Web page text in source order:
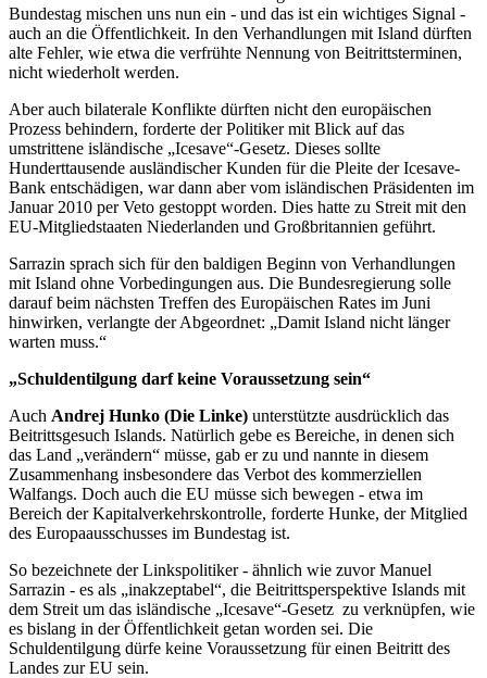
Bundestag mischen uns nun ein - und das ist ein wichtiges Signal -
auch an die Öffentlichkeit. In den Verhandlungen mit Island dürften
alte Fehler, wie etwa die verfrühte Nennung von Beitrittsterminen,
nicht wiederholt werden.
Aber auch bilaterale Konflikte dürften nicht den europäischen
Prozess behindern, forderte der Politiker mit Blick auf das
umstrittene isländische „Icesave“-Gesetz. Dieses sollte
Hunderttausende ausländischer Kunden für die Pleite der Icesave-
Bank entschädigen, war dann aber vom isländischen Präsidenten im
Januar 2010 per Veto gestoppt worden. Dies hatte zu Streit mit den
EU-Mitgliedstaaten Niederlanden und Großbritannien geführt.
Sarrazin sprach sich für den baldigen Beginn von Verhandlungen
mit Island ohne Vorbedingungen aus. Die Bundesregierung solle
darauf beim nächsten Treffen des Europäischen Rates im Juni
hinwirken, verlangte der Abgeordnet: „Damit Island nicht länger
warten muss.“
„Schuldentilgung darf keine Voraussetzung sein“
Auch Andrej Hunko (Die Linke) unterstützte ausdrücklich das
Beitrittsgesuch Islands. Natürlich gebe es Bereiche, in denen sich
das Land „verändern“ müsse, gab er zu und nannte in diesem
Zusammenhang insbesondere das Verbot des kommerziellen
Walfangs. Doch auch die EU müsse sich bewegen - etwa im
Bereich der Kapitalverkehrskontrolle, forderte Hunke, der Mitglied
des Europaausschusses im Bundestag ist.
So bezeichnete der Linkspolitiker - ähnlich wie zuvor Manuel
Sarrazin - es als „inakzeptabel“, die Beitrittsperspektive Islands mit
dem Streit um das isländische „Icesave“-Gesetz zu verknüpfen, wie
es bislang in der Öffentlichkeit getan worden sei. Die
Schuldentilgung dürfe keine Voraussetzung für einen Beitritt des
Landes zur EU sein.